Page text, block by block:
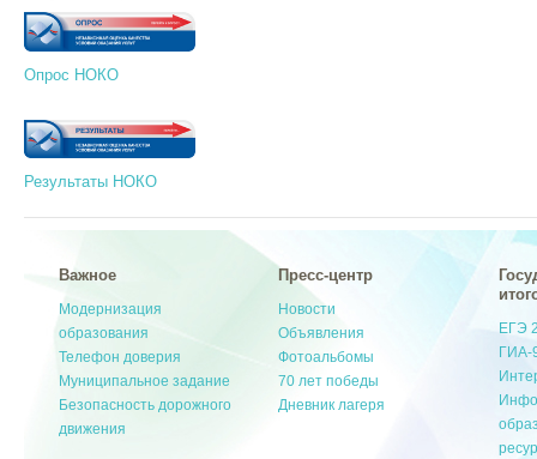
Опрос НОКО
Результаты НОКО
Важное
Модернизация
образования
Телефон доверия
Муниципальное задание
Безопасность дорожного
движения
Пресс-центр
Новости
Объявления
Фотоальбомы
70 лет победы
Дневник лагеря
ЕГЭ
ГИА-